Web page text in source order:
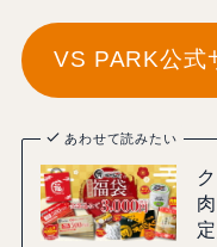
VS PARK公式
あわせて読みたい